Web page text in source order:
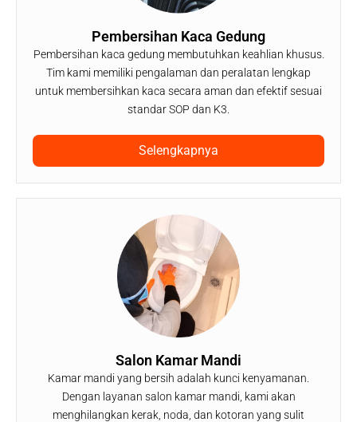
Pembersihan Kaca Gedung
Pembersihan kaca gedung membutuhkan keahlian khusus.
Tim kami memiliki pengalaman dan peralatan lengkap
untuk membersihkan kaca secara aman dan efektif sesuai
standar SOP dan K3.
Selengkapnya
Salon Kamar Mandi
Kamar mandi yang bersih adalah kunci kenyamanan.
Dengan layanan salon kamar mandi, kami akan
menghilangkan kerak, noda, dan kotoran yang sulit